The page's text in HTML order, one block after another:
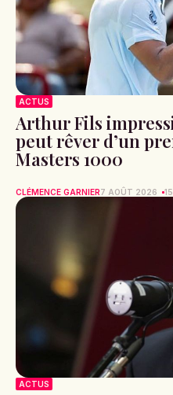
ACTUS
Arthur Fils
peut rêver d’un
Masters 1000
CLÉMENCE GARNIER7 AOÛT 2026
ACTUS